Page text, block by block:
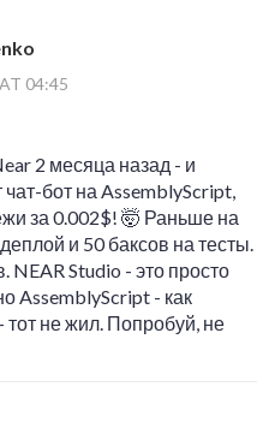
04:45
2 месяца назад - и
бот на AssemblyScript,
за 0.002$! 🤯 Раньше на
и 50 баксов на тесты.
NEAR Studio - это просто
AssemblyScript - как
тот не жил. Попробуй, не